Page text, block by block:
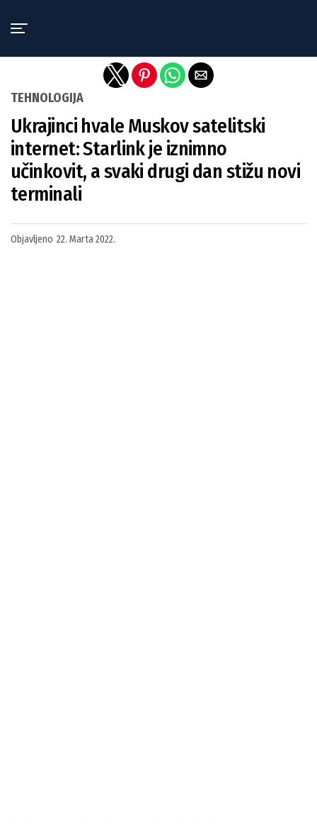
TEHNOLOGIJA
Ukrajinci hvale Muskov satelitski
internet: Starlink je iznimno
učinkovit, a svaki drugi dan stižu novi
terminali
Objavljeno 22. Marta 2022.